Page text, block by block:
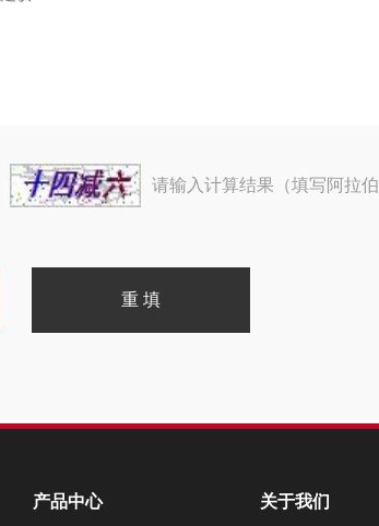
请输入计算结果（填写阿拉
产品中心 关于我们